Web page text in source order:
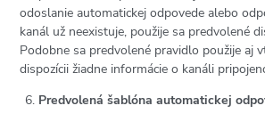
odoslanie automatickej odpovede alebo
kanál už neexistuje, použije sa predvolené
Podobne sa predvolené pravidlo použije aj
dispozícii žiadne informácie o kanáli
Predvolená šablóna automatickej